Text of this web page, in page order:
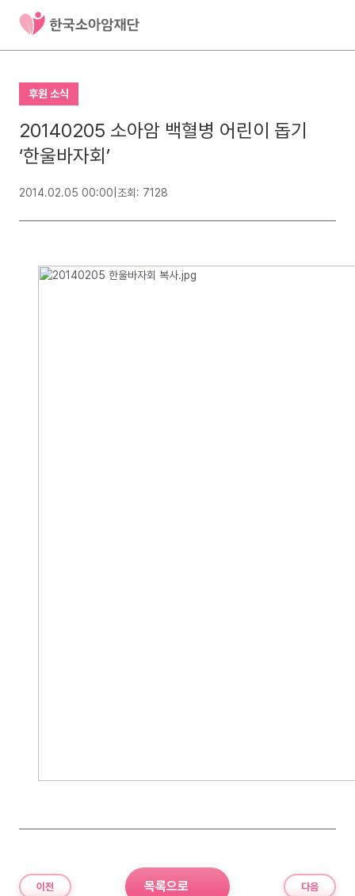
후원 소식
20140205 소아암 백혈병 어린이 돕기
‘한울바자회’
2014.02.05 00:00 조회: 7128
이전 목록으로 다음